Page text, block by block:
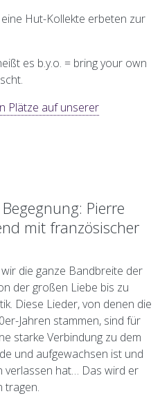
Hut-Kollekte erbeten zur
es b.y.o. = bring your own
Plätze auf unserer
Pierre
mit französischer
die ganze Bandbreite der
der großen Liebe bis zu
Diese Lieder, von denen die
Jahren stammen, sind für
starke Verbindung zu dem
und aufgewachsen ist und
verlassen hat… Das wird er
tragen.